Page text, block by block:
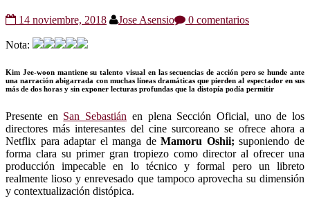
14 noviembre, 2018 Jose Asensio 0 comentarios
Nota:
Kim Jee-woon mantiene su talento visual en las secuencias de acción pero se hunde ante
una narración abigarrada con muchas líneas dramáticas que pierden al espectador en sus
más de dos horas y sin exponer lecturas profundas que la distopía podía permitir
Presente en San Sebastián en plena Sección Oficial, uno de los
directores más interesantes del cine surcoreano se ofrece ahora a
Netflix para adaptar el manga deMamoru Oshii; suponiendo de
forma clara su primer gran tropiezo como director al ofrecer una
producción impecable en lo técnico y formal pero un libreto
realmente lioso y enrevesado que tampoco aprovecha su dimensión
y contextualización distópica.